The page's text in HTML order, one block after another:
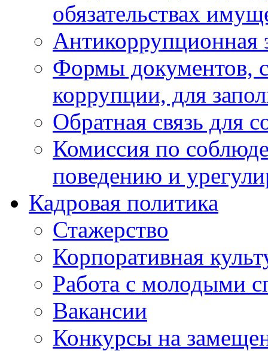
обязательствах
Антикоррупционная
Формы документов,
коррупции, для
Обратная связь для
Комиссия по
поведению и
Кадровая политика
Стажерство
Корпоративная
Работа с молодыми
Вакансии
Конкурсы на